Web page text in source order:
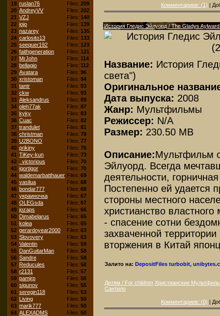
19 ruslan76 Files: 209
20 AndreyVV Files: 202
21 VZJ Files: 140
22 jojo Files: 139
23 nazarey Files: 135
24 carlosito13 Files: 133
25 seequer192 Files: 123
26 faithgeneration Files: 121
27 MrJohn Files: 114
28 bellagio Files: 112
29 Avatara Files: 96
30 xristoman Files: 94
31 tantr Files: 93
32 ckw Files: 93
33 Aleksandrus Files: 89
34 oleh77ak Files: 87
35 kyky Files: 83
36 Cuac Files: 82
37 trandulet Files: 81
38 christman Files: 78
39 U2BONO Files: 77
40 prikiny Files: 76
41 TiKey-kun Files: 73
42
_victorious Files: 70
43 igortigor Files: 70
44 waldemarbatthauer Files: 69
45 vasilua Files: 68
46 bondar777 Files: 68
47 украиночка Files: 67
48 OLEGsda Files: 67
49 jozaps Files: 66
50 Dimabelarus Files: 65
51 kolea Files: 65
52 gerardoyear2000 Files: 63
53 Slovovery Files: 63
54 Valentin Files: 59
55 DanGuitarMan Files: 58
56 Sandre Files: 58
57 Reducules Files: 58
58 r2131 Files: 57
59 pamjrp Files: 56
60 sigunov Files: 55
61 seregin118 Files: 53
62 Living Files: 50
63 marik777 Files: 50
64 ALEXADMS Files: 50
Комментариев: (1) |
История Гледис Эйлуорд / The Gladys
Название: История
света")
Оригинальное
Дата выпуска: 2008
Жанр: Мультфильмы
Режиссер: N/A
Размер: 230.50 MB
Описание:Мультфильм
Эйлуорд. Всегда
деятельности,
Постепенно ей удается
стороны местного
христианство
- спасение сотни
захваченной
вторжения в Китай
Залито на: DepositFiles turbobit,
Детям / For children Христианские
Сантило
Комментариев: (0) |